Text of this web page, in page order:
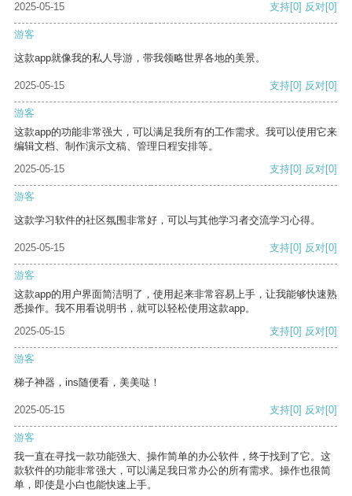
2025-05-15 支持[0] 反对[0]
游客
这款app就像我的私人导游，带我领略世界各地的美景。
2025-05-15 支持[0] 反对[0]
游客
这款app的功能非常强大，可以满足我所有的工作需求。我可以使用它来
编辑文档、制作演示文稿、管理日程安排等。
2025-05-15
支持[0] 反对[0]
游客
这款学习软件的社区氛围非常好，可以与其他学习者交流学习心得。
2025-05-15 支持[0] 反对[0]
游客
这款app的用户界面简洁明了，使用起来非常容易上手，让我能够快速熟
悉操作。我不用看说明书，就可以轻松使用这款app。
2025-05-15
支持[0] 反对[0]
游客
梯子神器，ins随便看，美美哒！
2025-05-15 支持[0] 反对[0]
游客
我一直在寻找一款功能强大、操作简单的办公软件，终于找到了它。这
款软件的功能非常强大，可以满足我日常办公的所有需求。操作也很简
单，即使是小白也能快速上手。